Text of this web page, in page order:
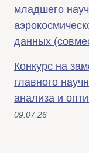
младшего
данных
Конкурс на
главного
анализа и
09.07.26